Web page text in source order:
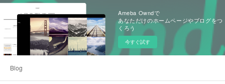
Ameba Owndで
あなただけのホームページやブログをつ
くろう
今すぐ試す
Blog